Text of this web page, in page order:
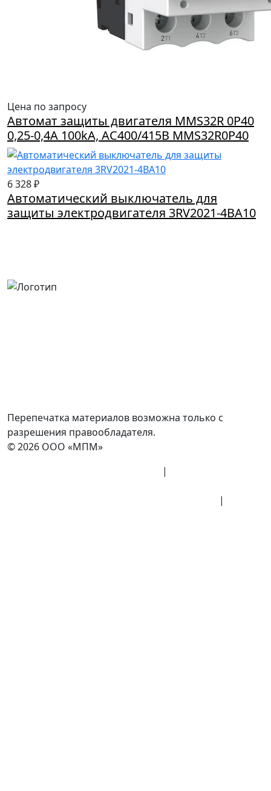
Цена по запросу
Автомат защиты двигателя MMS32R 0P40
0,25-0,4A 100kA, AC400/415B MMS32R0P40
6 328 ₽
Автоматический выключатель для
защиты электродвигателя 3RV2021-4BA10
Перепечатка материалов возможна только с
разрешения правообладателя.
© 2026 ООО «МПМ»
|
|